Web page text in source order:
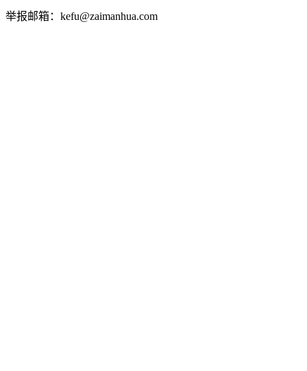
举报邮箱：kefu@zaimanhua.com